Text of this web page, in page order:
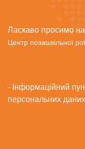
Ласкаво просимо
Центр позашкільної
- Інформаційний
персональних даних